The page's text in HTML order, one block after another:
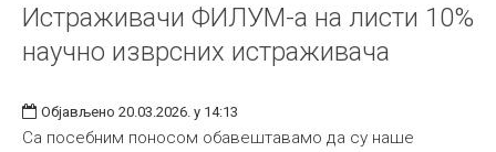
Истраживачи ФИЛУМ-а на листи 10%
научно изврсних истраживача
Објављено 20.03.2026. у 14:13
Са посебним поносом обавештавамо да су наше